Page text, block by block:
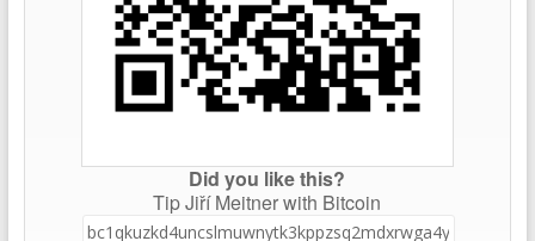
Did you like this?
Tip Jiří Meitner with Bitcoin